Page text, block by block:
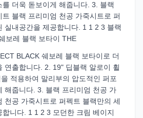
더욱 돋보이게 해줍니다. 3. 블랙
트 블랙 프리미엄 천공 가죽시트로 퍼
실내공간을 제공합니다. 1 1 2 3 블랙
보레 블랙 보타이 THE
BLACK 쉐보레 블랙 보타이로 더
연출합니다. 2. 19" 딥블랙 알로이 휠
적용하여 말리부의 압도적인 퍼포
해줍니다. 3. 블랙 프리미엄 천공 가
천공 가죽시트로 퍼펙트 블랙만의 세
니다. 1 1 2 3 모던한 크림 베이지